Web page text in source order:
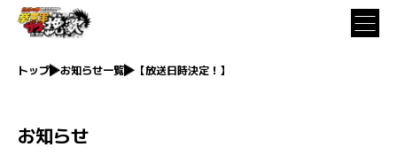
トップ お知らせ一覧 【放送日時決定！】
お知らせ